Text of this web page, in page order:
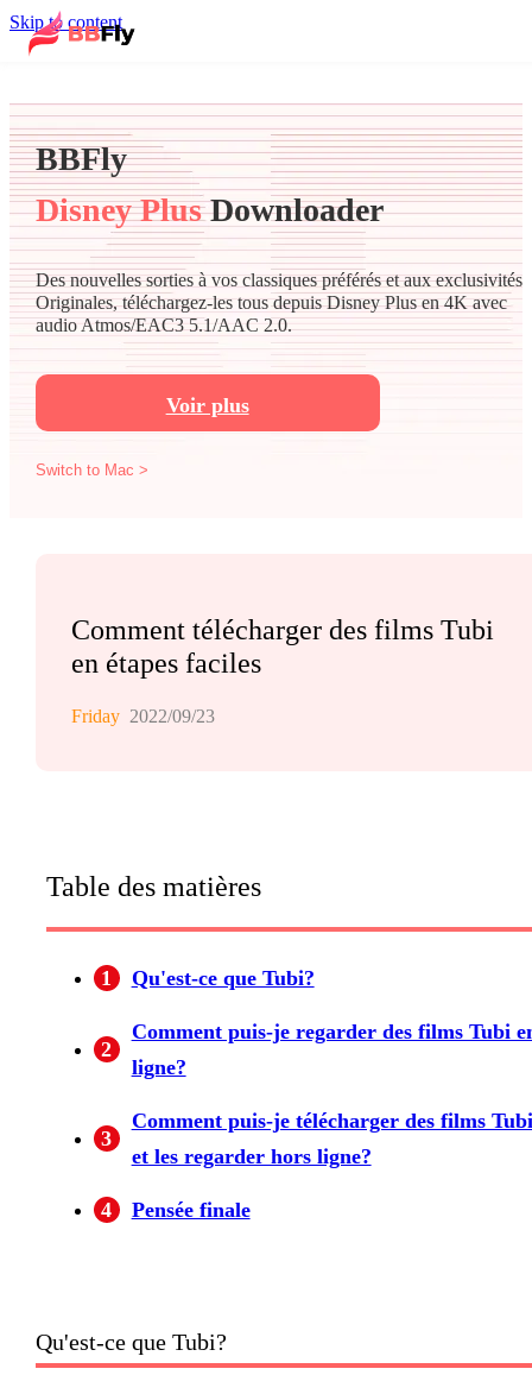
Skip to content
BBFly
Disney PlusDownloader
Des nouvelles sorties à vos classiques préférés et aux exclusivités
Originales, téléchargez-les tous depuis Disney Plus en 4K avec
audio Atmos/EAC3 5.1/AAC 2.0.
Voir plus
Switch to Mac >
Comment télécharger des films Tubi
en étapes faciles
Friday 2022/09/23
Table des matières
1 Qu'est-ce que Tubi?
2
Comment puis-je regarder des films Tubi
ligne?
3
Comment puis-je télécharger des films Tubi
et les regarder hors ligne?
4 Pensée finale
Qu'est-ce que Tubi?